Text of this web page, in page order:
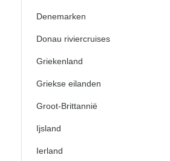
Denemarken
Donau riviercruises
Griekenland
Griekse eilanden
Groot-Brittannië
Ijsland
Ierland